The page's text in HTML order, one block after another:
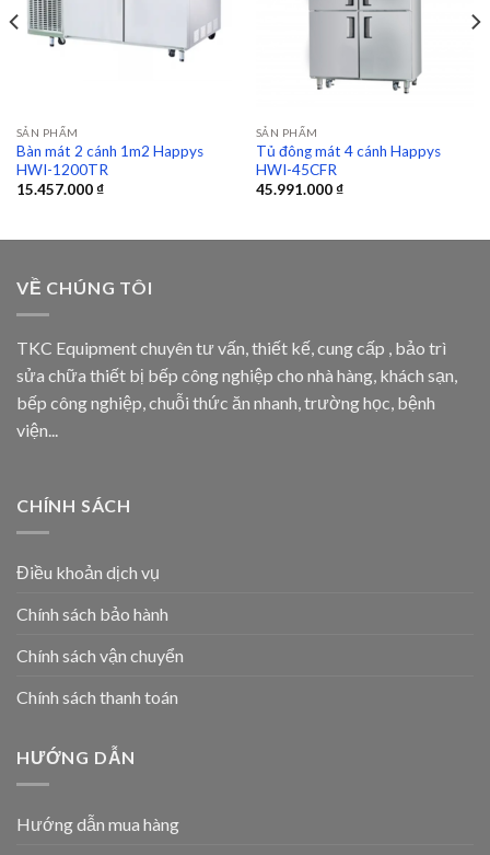
SẢN PHẨM
Bàn mát 2 cánh 1m2 Happys
HWI-1200TR
15.457.000₫
SẢN PHẨM
Tủ đông mát 4 cánh Happys
HWI-45CFR
45.991.000₫
VỀ CHÚNG TÔI
TKC Equipment chuyên tư vấn, thiết kế, cung cấp , bảo trì
sửa chữa thiết bị bếp công nghiệp cho nhà hàng, khách sạn,
bếp công nghiệp, chuỗi thức ăn nhanh, trường học, bệnh
viện...
CHÍNH SÁCH
Điều khoản dịch vụ
Chính sách bảo hành
Chính sách vận chuyển
Chính sách thanh toán
HƯỚNG DẪN
Hướng dẫn mua hàng